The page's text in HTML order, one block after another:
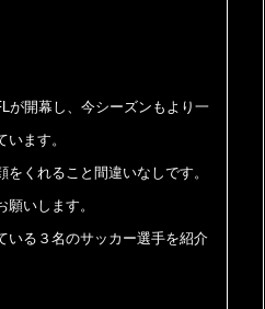
が開幕し、今シーズンもより一
ます。
くれること間違いなしです。
いします。
る３名のサッカー選手を紹介